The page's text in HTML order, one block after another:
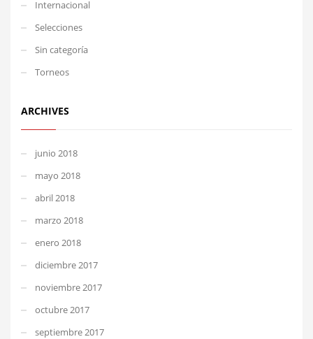
Internacional
Selecciones
Sin categoría
Torneos
ARCHIVES
junio 2018
mayo 2018
abril 2018
marzo 2018
enero 2018
diciembre 2017
noviembre 2017
octubre 2017
septiembre 2017